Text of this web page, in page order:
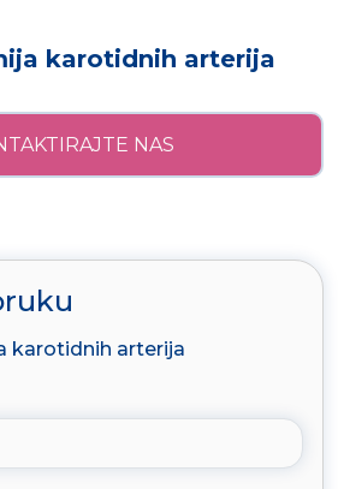
karotidnih arterija
NAS
karotidnih arterija